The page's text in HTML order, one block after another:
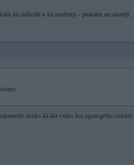
šis indivīds ir kā uzņēmējs - pinkains un skumjš...
skadrs kā likt vadus bez ugunsgrēka riskiem